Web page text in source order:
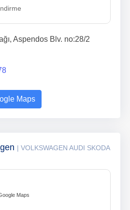
Aspendos Blv. no:28/2
Maps
| VOLKSWAGEN AUDI SKODA
Maps